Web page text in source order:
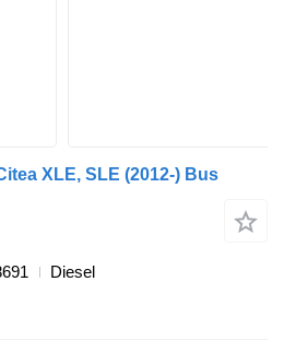
XLE, SLE (2012-) Bus
Diesel